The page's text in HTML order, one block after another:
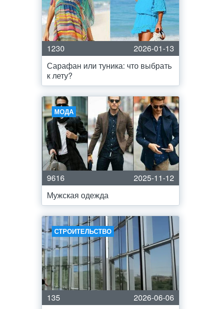
1230
2026-01-13
Сарафан или туника: что выбрать
к лету?
МОДА
9616
2025-11-12
Мужская одежда
СТРОИТЕЛЬСТВО
135 2026-06-06